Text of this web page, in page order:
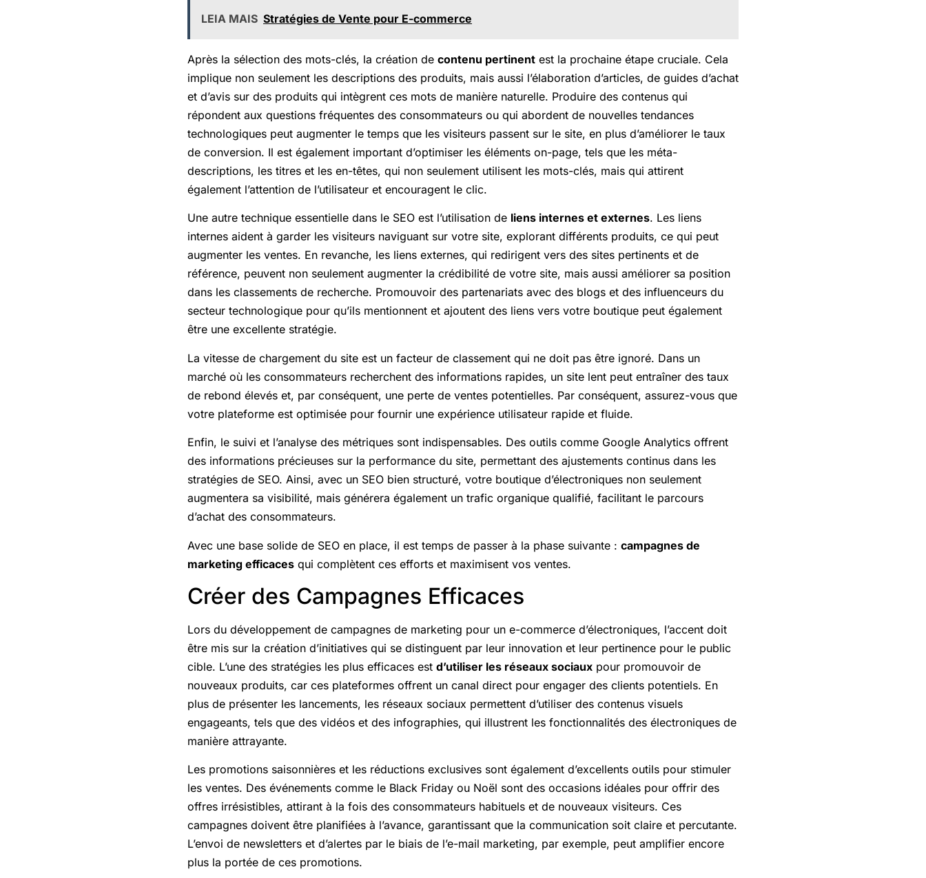
LEIA MAIS Stratégies de Vente pour E-commerce
Après la sélection des mots-clés, la création de contenu pertinent est la prochaine étape cruciale. Cela
implique non seulement les descriptions des produits, mais aussi l’élaboration d’articles, de guides d’achat
et d’avis sur des produits qui intègrent ces mots de manière naturelle. Produire des contenus qui
répondent aux questions fréquentes des consommateurs ou qui abordent de nouvelles tendances
technologiques peut augmenter le temps que les visiteurs passent sur le site, en plus d’améliorer le taux
de conversion. Il est également important d’optimiser les éléments on-page, tels que les méta-
descriptions, les titres et les en-têtes, qui non seulement utilisent les mots-clés, mais qui attirent
également l’attention de l’utilisateur et encouragent le clic.
Une autre technique essentielle dans le SEO est l’utilisation de liens internes et externes. Les liens
internes aident à garder les visiteurs naviguant sur votre site, explorant différents produits, ce qui peut
augmenter les ventes. En revanche, les liens externes, qui redirigent vers des sites pertinents et de
référence, peuvent non seulement augmenter la crédibilité de votre site, mais aussi améliorer sa position
dans les classements de recherche. Promouvoir des partenariats avec des blogs et des influenceurs du
secteur technologique pour qu’ils mentionnent et ajoutent des liens vers votre boutique peut également
être une excellente stratégie.
La vitesse de chargement du site est un facteur de classement qui ne doit pas être ignoré. Dans un
marché où les consommateurs recherchent des informations rapides, un site lent peut entraîner des taux
de rebond élevés et, par conséquent, une perte de ventes potentielles. Par conséquent, assurez-vous que
votre plateforme est optimisée pour fournir une expérience utilisateur rapide et fluide.
Enfin, le suivi et l’analyse des métriques sont indispensables. Des outils comme Google Analytics offrent
des informations précieuses sur la performance du site, permettant des ajustements continus dans les
stratégies de SEO. Ainsi, avec un SEO bien structuré, votre boutique d’électroniques non seulement
augmentera sa visibilité, mais générera également un trafic organique qualifié, facilitant le parcours
d’achat des consommateurs.
Avec une base solide de SEO en place, il est temps de passer à la phase suivante : campagnes de
marketing efficaces qui complètent ces efforts et maximisent vos ventes.
Créer des Campagnes Efficaces
Lors du développement de campagnes de marketing pour un e-commerce d’électroniques, l’accent doit
être mis sur la création d’initiatives qui se distinguent par leur innovation et leur pertinence pour le public
cible. L’une des stratégies les plus efficaces est d’utiliser les réseaux sociaux pour promouvoir de
nouveaux produits, car ces plateformes offrent un canal direct pour engager des clients potentiels. En
plus de présenter les lancements, les réseaux sociaux permettent d’utiliser des contenus visuels
engageants, tels que des vidéos et des infographies, qui illustrent les fonctionnalités des électroniques de
manière attrayante.
Les promotions saisonnières et les réductions exclusives sont également d’excellents outils pour stimuler
les ventes. Des événements comme le Black Friday ou Noël sont des occasions idéales pour offrir des
offres irrésistibles, attirant à la fois des consommateurs habituels et de nouveaux visiteurs. Ces
campagnes doivent être planifiées à l’avance, garantissant que la communication soit claire et percutante.
L’envoi de newsletters et d’alertes par le biais de l’e-mail marketing, par exemple, peut amplifier encore
plus la portée de ces promotions.